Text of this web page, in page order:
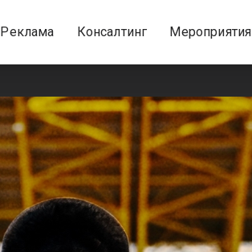
Реклама Консалтинг Мероприятия